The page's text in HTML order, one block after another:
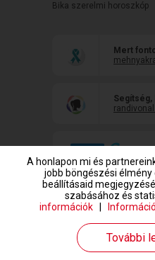
Bika szerelmi horoszkóp
Mert
Segítség,
www.randivonal.hu © Copyright
A honlapon mi és
jobb böngészési
beállításaid
szabásához és
információk
További